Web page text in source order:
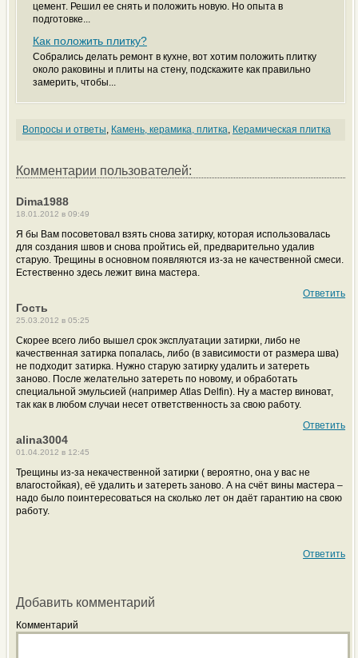
цемент. Решил ее снять и положить новую. Но опыта в
подготовке...
Как положить плитку?
Собрались делать ремонт в кухне, вот хотим положить плитку
около раковины и плиты на стену, подскажите как правильно
замерить, чтобы...
Вопросы и ответы, Камень, керамика, плитка, Керамическая плитка
Комментарии пользователей:
Dima1988
18.01.2012 в 09:49
Я бы Вам посоветовал взять снова затирку, которая использовалась
для создания швов и снова пройтись ей, предварительно удалив
старую. Трещины в основном появляются из-за не качественной смеси.
Естественно здесь лежит вина мастера.
Ответить
Гость
25.03.2012 в 05:25
Скорее всего либо вышел срок эксплуатации затирки, либо не
качественная затирка попалась, либо (в зависимости от размера шва)
не подходит затирка. Нужно старую затирку удалить и затереть
заново. После желательно затереть по новому, и обработать
специальной эмульсией (например Atlas Delfin). Ну а мастер виноват,
так как в любом случаи несет ответственность за свою работу.
Ответить
alina3004
01.04.2012 в 12:45
Трещины из-за некачественной затирки ( вероятно, она у вас не
влагостойкая), её удалить и затереть заново. А на счёт вины мастера –
надо было поинтересоваться на сколько лет он даёт гарантию на свою
работу.
Ответить
Добавить комментарий
Комментарий